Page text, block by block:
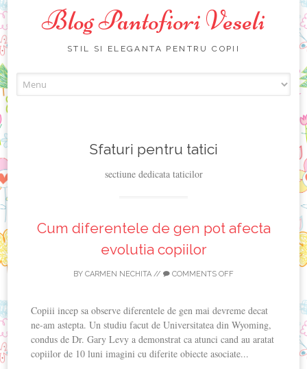
Blog Pantofiori Veseli
STIL SI ELEGANTA PENTRU COPII
to
Sfaturi pentru tatici
sectiune dedicata taticilor
Cum diferentele de gen pot afecta
evolutia copiilor
BY CARMEN NECHITA // COMMENTS OFF
Copiii incep sa observe diferentele de gen mai devreme decat
ne-am astepta. Un studiu facut de Universitatea din Wyoming,
condus de Dr. Gary Levy a demonstrat ca atunci cand au aratat
copiilor de 10 luni imagini cu diferite obiecte asociate...